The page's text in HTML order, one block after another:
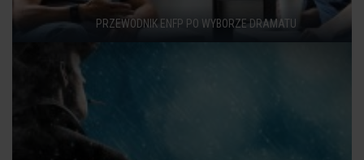
PRZEWODNIK ENFP PO WYBORZE DRAMATU